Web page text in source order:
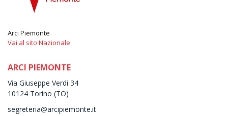
Arci Piemonte
Vai al sito Nazionale
ARCI PIEMONTE
Via Giuseppe Verdi 34
10124 Torino (TO)
segreteria@arcipiemonte.it